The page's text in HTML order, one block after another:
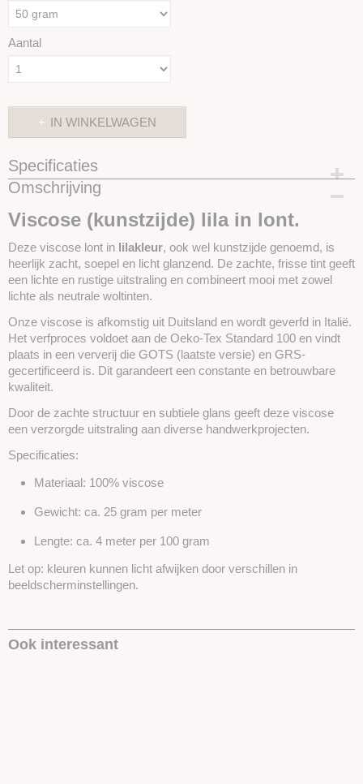
Aantal
IN WINKELWAGEN
Specificaties
Productcode
Omschrijving
Viscose (kunstzijde) lila in lont.
Deze viscose lont in lilakleur, ook wel kunstzijde genoemd, is
heerlijk zacht, soepel en licht glanzend. De zachte, frisse tint geeft
een lichte en rustige uitstraling en combineert mooi met zowel
lichte als neutrale woltinten.
Onze viscose is afkomstig uit Duitsland en wordt geverfd in Italië.
Het verfproces voldoet aan de Oeko-Tex Standard 100 en vindt
plaats in een ververij die GOTS (laatste versie) en GRS-
gecertificeerd is. Dit garandeert een constante en betrouwbare
kwaliteit.
Door de zachte structuur en subtiele glans geeft deze viscose
een verzorgde uitstraling aan diverse handwerkprojecten.
Specificaties:
Materiaal: 100% viscose
Gewicht: ca. 25 gram per meter
Lengte: ca. 4 meter per 100 gram
Let op: kleuren kunnen licht afwijken door verschillen in
beeldscherminstellingen.
Ook interessant